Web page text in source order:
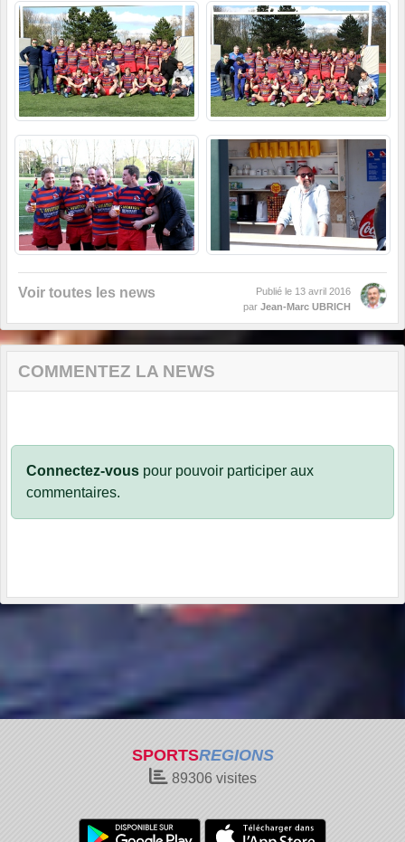
Voir toutes les news Publié le 13 avril 2016
par Jean-Marc UBRICH
COMMENTEZ LA NEWS
Connectez-vous pour pouvoir participer aux
commentaires.
SPORTSREGIONS
89306visites